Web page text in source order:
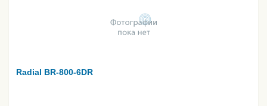
Radial BR-800-6DR